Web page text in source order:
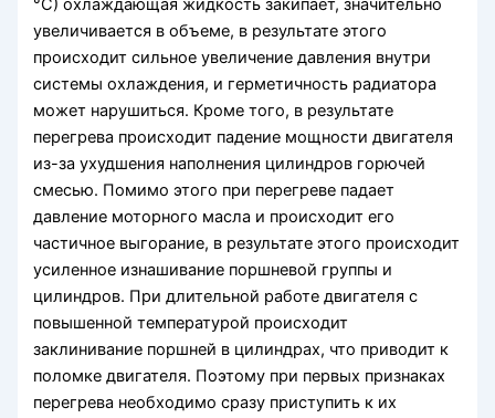
°С) охлаждающая жидкость закипает, значительно
увеличивается в объеме, в результате этого
происходит сильное увеличение давления внутри
системы охлаждения, и герметичность радиатора
может нарушиться. Кроме того, в результате
перегрева происходит падение мощности двигателя
из-за ухудшения наполнения цилиндров горючей
смесью. Помимо этого при перегреве падает
давление моторного масла и происходит его
частичное выгорание, в результате этого происходит
усиленное изнашивание поршневой группы и
цилиндров. При длительной работе двигателя с
повышенной температурой происходит
заклинивание поршней в цилиндрах, что приводит к
поломке двигателя. Поэтому при первых признаках
перегрева необходимо сразу приступить к их